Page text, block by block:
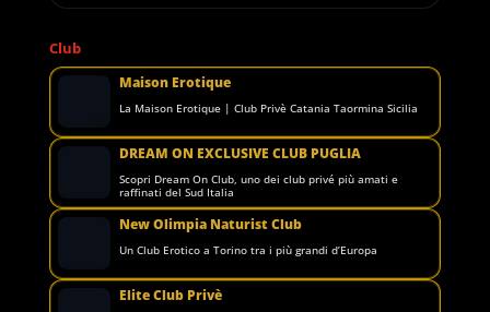
Club
Maison Erotique
La Maison Erotique | Club Privè Catania Taormina Sicilia
DREAM ON EXCLUSIVE CLUB PUGLIA
Scopri Dream On Club, uno dei club privé più amati e
raffinati del Sud Italia
New Olimpia Naturist Club
Un Club Erotico a Torino tra i più grandi d’Europa
Elite Club Privè